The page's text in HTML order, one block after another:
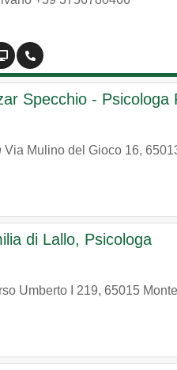
Specchio -
Via Mulino del Gioco 16,
di Lallo, Psicologa
Umberto I 219, 65015